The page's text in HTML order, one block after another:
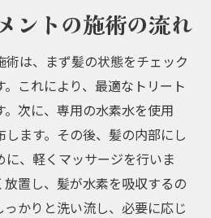
ントの施術の流れ
は、まず髪の状態をチェック
これにより、最適なトリート
次に、専用の水素水を使用
ます。その後、髪の内部にし
に、軽くマッサージを行いま
置し、髪が水素を吸収するの
かりと洗い流し、必要に応じ